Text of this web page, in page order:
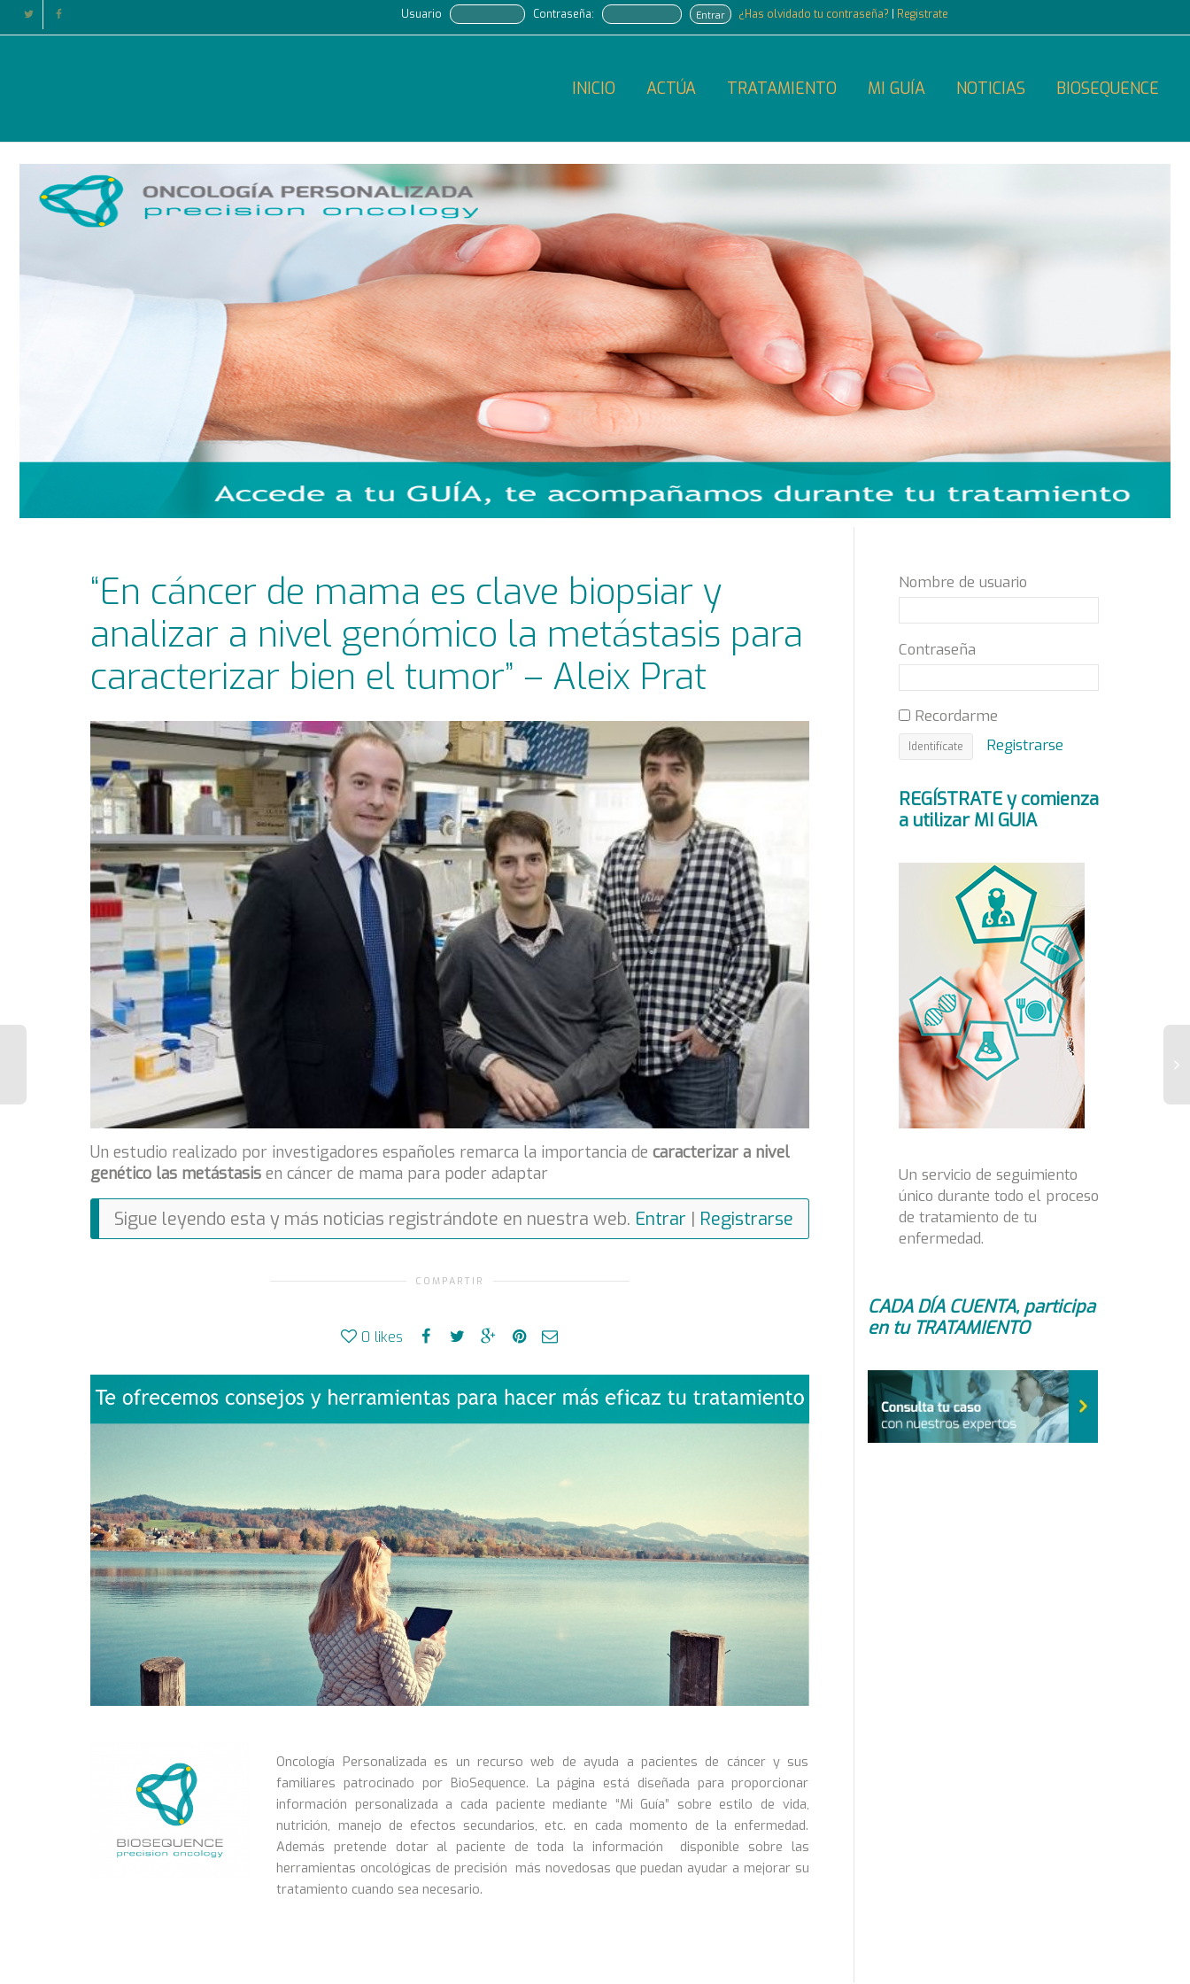
Usuario Contraseña: Entrar ¿Has olvidado tu contraseña? Registrate
INICIO ACTÚA TRATAMIENTO MI GUÍA NOTICIAS BIOSEQUENCE
“En cáncer de mama es clave biopsiar y
analizar a nivel genómico la metástasis para
caracterizar bien el tumor” – Aleix Prat
Un estudio realizado por investigadores españoles remarca la importancia de caracterizar a nivel
genético las metástasis en cáncer de mama para poder adaptar
Sigue leyendo esta y más noticias registrándote en nuestra web. Entrar | Registrarse
COMPARTIR
0 likes
Oncología Personalizada es un recurso web de ayuda a pacientes de cáncer y sus
familiares patrocinado por BioSequence. La página está diseñada para proporcionar
información personalizada a cada paciente mediante “Mi Guía” sobre estilo de vida,
nutrición, manejo de efectos secundarios, etc. en cada momento de la enfermedad.
Además pretende dotar al paciente de toda la información disponible sobre las
herramientas oncológicas de precisión más novedosas que puedan ayudar a mejorar su
tratamiento cuando sea necesario.
Nombre de usuario
Contraseña
Recordarme
Registrarse
REGÍSTRATE y comienza
a utilizar MI GUIA
Un servicio de seguimiento
único durante todo el proceso
de tratamiento de tu
enfermedad.
CADA DÍA CUENTA, participa
en tu TRATAMIENTO